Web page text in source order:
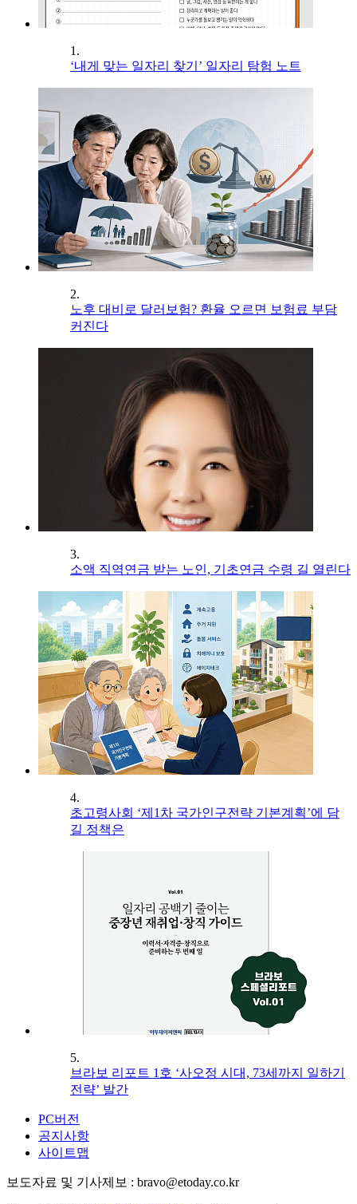
1.
‘내게 맞는 일자리 찾기’ 일자리 탐험 노트
2.
노후 대비로 달러보험? 환율 오르면 보험료 부담
커진다
3.
소액 직역연금 받는 노인, 기초연금 수령 길 열린다
4.
초고령사회 ‘제1차 국가인구전략 기본계획’에 담
길 정책은
5.
브라보 리포트 1호 ‘사오정 시대, 73세까지 일하기
전략’ 발간
PC버전
공지사항
사이트맵
보도자료 및 기사제보 : bravo@etoday.co.kr